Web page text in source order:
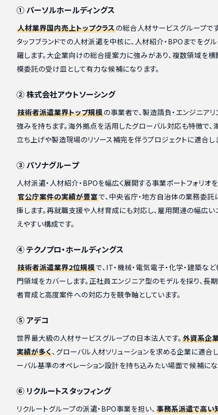
① パーソルホールディングス
人材業界国内売上トップクラスの総合人材サービスグループで
タッフブランドでの人材派遣を中核に、人材紹介・BPOまでをグ
羅します。大企業向けの総合提案力に強みがあり、複数領域を
模委託の受け皿として有力な候補になります。
② 株式会社アウトソーシング
技術者派遣業界トップ規模の事業者で、製造請負・エンジニア
強みを持ちます。海外拠点を活用したグローバル対応も特徴で、
立ち上げや製造現場のリソース補完を伴うプロジェクトに適合し
③ パソナグループ
人材派遣・人材紹介・BPOを幅広く展開する事業ポートフォリオを
官公庁案件の実績が豊富で、中央省庁・地方自治体の業務委
揮します。再就職支援や人材育成にも対応し、雇用関連の幅広い
えやすい構成です。
④ テクノプロ・ホールディングス
技術者派遣業界2位規模で、IT・機械・電気電子・化学・建築な
門領域をカバーします。正社員エンジニア型のモデルを採り、長
者育成と高度案件への対応力を競争軸としています。
⑤ アデコ
世界最大級の人材サービスグループの日本法人です。 外資系企
実績が多く、グローバル人材ソリューションを求める企業に適合
ーバル基準のオペレーション設計を持ち込みたい場面で候補にな
⑥ リクルートスタッフィング
リクルートグループの派遣・BPO事業を担い、 事務系派遣で高い